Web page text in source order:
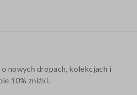
nowych dropach, kolekcjach i
10% zniżki.